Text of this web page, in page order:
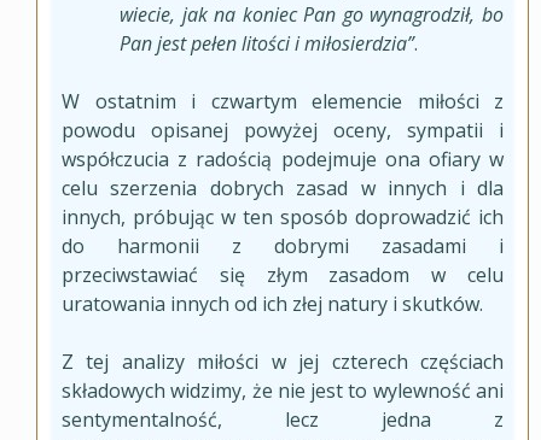
wiecie, jak na koniec Pan go wynagrodził, bo
Pan jest pełen litości i miłosierdzia”.
W ostatnim i czwartym elemencie miłości z
powodu opisanej powyżej oceny, sympatii i
współczucia z radością podejmuje ona ofiary w
celu szerzenia dobrych zasad w innych i dla
innych, próbując w ten sposób doprowadzić ich
do harmonii z dobrymi zasadami i
przeciwstawiać się złym zasadom w celu
uratowania innych od ich złej natury i skutków.
Z tej analizy miłości w jej czterech częściach
składowych widzimy, że nie jest to wylewność ani
sentymentalność, lecz jedna z